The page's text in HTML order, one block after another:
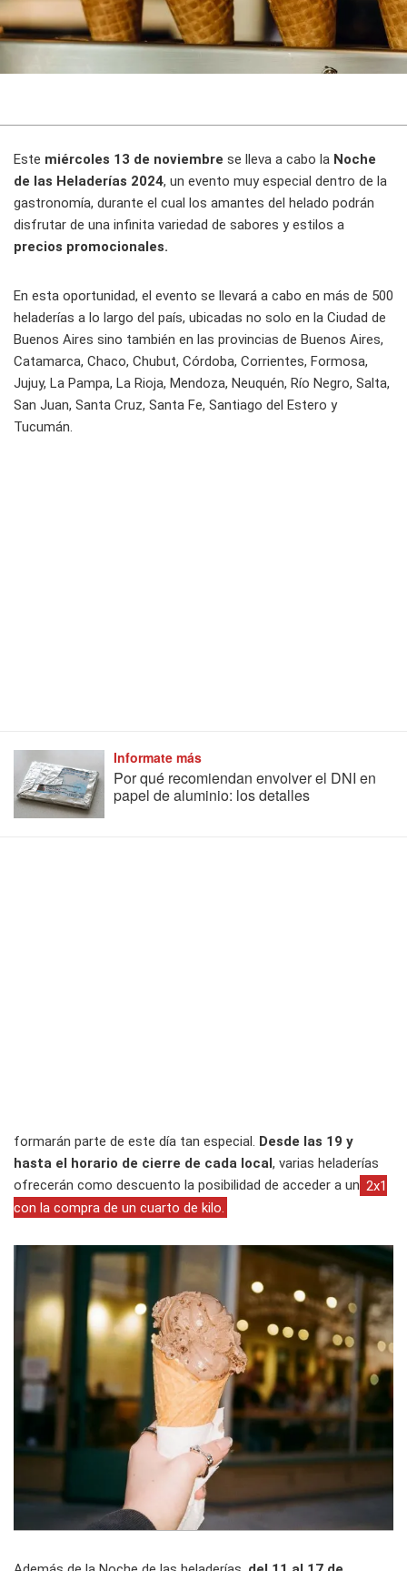
Este miércoles 13 de noviembre se lleva a cabo la Noche
de las Heladerías 2024, un evento muy especial dentro de la
gastronomía, durante el cual los amantes del helado podrán
disfrutar de una infinita variedad de sabores y estilos a
precios promocionales.
En esta oportunidad, el evento se llevará a cabo en más de 500
heladerías a lo largo del país, ubicadas no solo en la Ciudad de
Buenos Aires sino también en las provincias de Buenos Aires,
Catamarca, Chaco, Chubut, Córdoba, Corrientes, Formosa,
Jujuy, La Pampa, La Rioja, Mendoza, Neuquén, Río Negro, Salta,
San Juan, Santa Cruz, Santa Fe, Santiago del Estero y
Tucumán.
Informate más
Por qué recomiendan envolver el DNI en
papel de aluminio: los detalles
formarán parte de este día tan especial. Desde las 19 y
hasta el horario de cierre de cada local, varias heladerías
ofrecerán como descuento la posibilidad de acceder a un 2x1
con la compra de un cuarto de kilo.